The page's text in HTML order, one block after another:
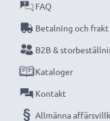
originalbatteri
Ersättningsbatteri
till ett rimligt pris.
Teknisk data
Spänning
: 3.6V - 3.7V
FAQ
Betalning och frakt
B2B &
Kataloger
Kontakt
Allmänna